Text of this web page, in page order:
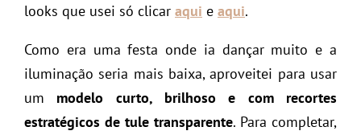
looks que usei só clicar aqui e aqui.
Como era uma festa onde ia dançar muito e a
iluminação seria mais baixa, aproveitei para usar
um modelo curto, brilhoso e com recortes
estratégicos de tule transparente. Para completar,